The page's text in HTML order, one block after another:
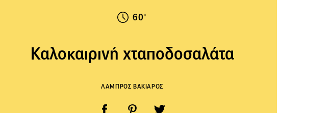
60'
Καλοκαιρινή χταποδοσαλάτα
ΛΑΜΠΡΟΣ ΒΑΚΙΑΡΟΣ